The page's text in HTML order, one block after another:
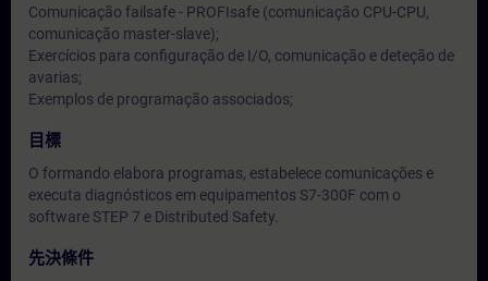
Comunicação failsafe - PROFIsafe (comunicação CPU-CPU,
comunicação master-slave);
Exercícios para configuração de I/O, comunicação e deteção de
avarias;
Exemplos de programação associados;
目標
O formando elabora programas, estabelece comunicações e
executa diagnósticos em equipamentos S7-300F com o
software STEP 7 e Distributed Safety.
先決條件